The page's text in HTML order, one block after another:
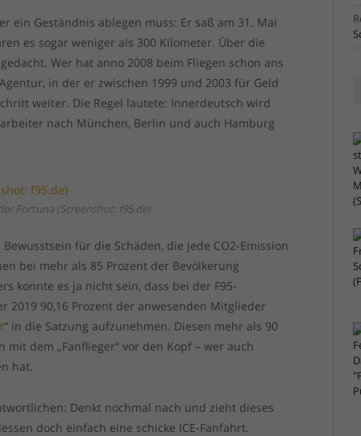
ein Geständnis ablegen muss: Er saß am 31. Mai
es sogar weniger als 300 Kilometer. Über die
Wer hat anno 2008 beim Fliegen schon ans
in der er zwischen 1999 und 2003 für Geld
weiter. Die Regel lautete: Innerdeutsch wird
nach München, Berlin und auch Hamburg
Fortuna (Screenshot: f95.de)
für die Schäden, die jede CO2-Emission
bei mehr als 85 Prozent der Bevölkerung
konnte es ja nicht sein, dass bei der F95-
2019 90,16 Prozent der anwesenden Mitglieder
“ in die Satzung aufzunehmen. Diesen mehr als 90
dem „Fanflieger“ vor den Kopf – wer auch
hat.
Denkt nochmal nach und zieht dieses
doch einfach eine schicke ICE-Fanfahrt.